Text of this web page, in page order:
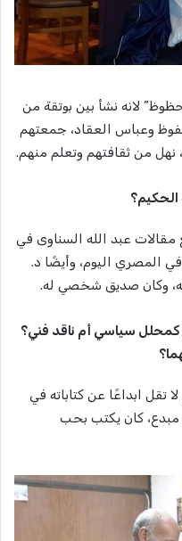
لانه نشأ بين بوتقة من
وعباس العقاد، جمعتهم
نهل من ثقافتهم وتعلم منهم.
مقالات عبد الله السناوى في
المصري اليوم، وأيضًا د.
وكان صديق شخصي له.
كمحلل سياسي أم ناقد فني؟
تقل ابداعًا عن كتاباته في
مبدع، كان يكتب بحب